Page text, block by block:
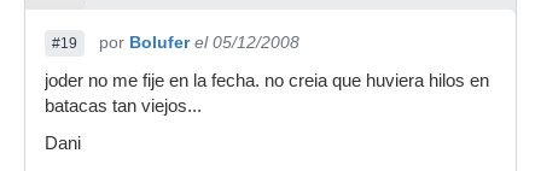
#19 por Bolufer el 05/12/2008
joder no me fije en la fecha. no creia que huviera hilos en
batacas tan viejos...
Dani